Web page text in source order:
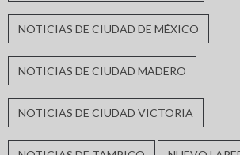
NOTICIAS DE CIUDAD DE MÉXICO
NOTICIAS DE CIUDAD MADERO
NOTICIAS DE CIUDAD VICTORIA